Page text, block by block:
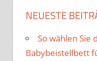
NEUESTE
So wählen Sie
Babybeistellbett